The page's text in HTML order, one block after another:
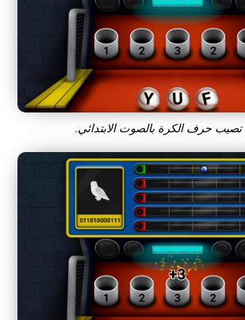
حرف الكرة بالصوت الابتدائي.